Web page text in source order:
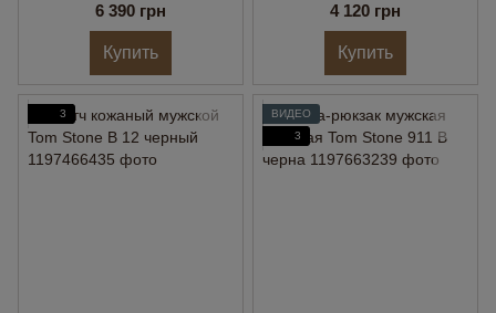
6 390 грн
Купить
4 120 грн
Купить
3
ВИДЕО
3